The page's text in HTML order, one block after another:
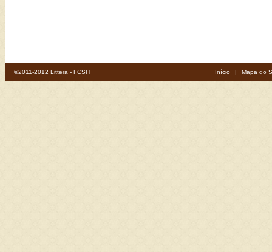
©2011-2012 Littera - FCSH Início | Mapa do